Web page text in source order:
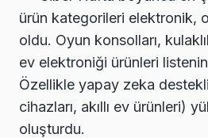
ürün kategorileri elektronik,
oldu. Oyun konsolları,
ev elektroniği ürünleri listenin
Özellikle yapay zeka
cihazları, akıllı ev ürünleri)
oluşturdu.